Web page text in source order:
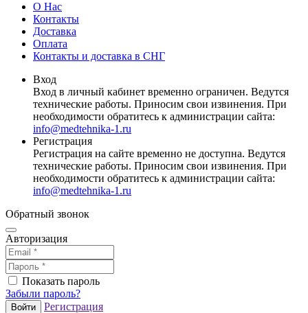
О Нас
Контакты
Доставка
Оплата
Контакты и доставка в СНГ
Вход
Вход в личный кабинет временно ограничен. Ведутся
технические работы. Приносим свои извинения. При
необходимости обратитесь к администрации сайта:
info@medtehnika-1.ru
Регистрация
Регистрация на сайте временно не доступна. Ведутся
технические работы. Приносим свои извинения. При
необходимости обратитесь к администрации сайта:
info@medtehnika-1.ru
Обратный звонок
Авторизация
Показать пароль
Забыли пароль?
Войти Регистрация